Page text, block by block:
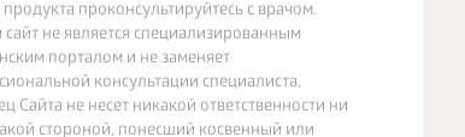
проконсультируйтесь с врачом.
не является специализированным
порталом и не заменяет
консультации специалиста.
Сайта не несет никакой ответственности ни
стороной, понесший косвенный или